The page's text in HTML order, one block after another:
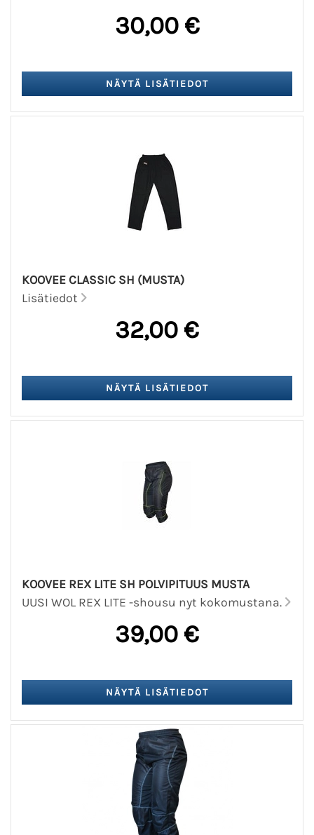
30,00 €
KOOVEE CLASSIC SH (MUSTA)
Lisätiedot
32,00 €
KOOVEE REX LITE SH POLVIPITUUS MUSTA
UUSI WOL REX LITE -shousu nyt kokomustana.
39,00 €